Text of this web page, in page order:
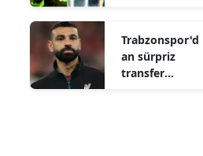
Trabzonspor'd
an sürpriz
transfer